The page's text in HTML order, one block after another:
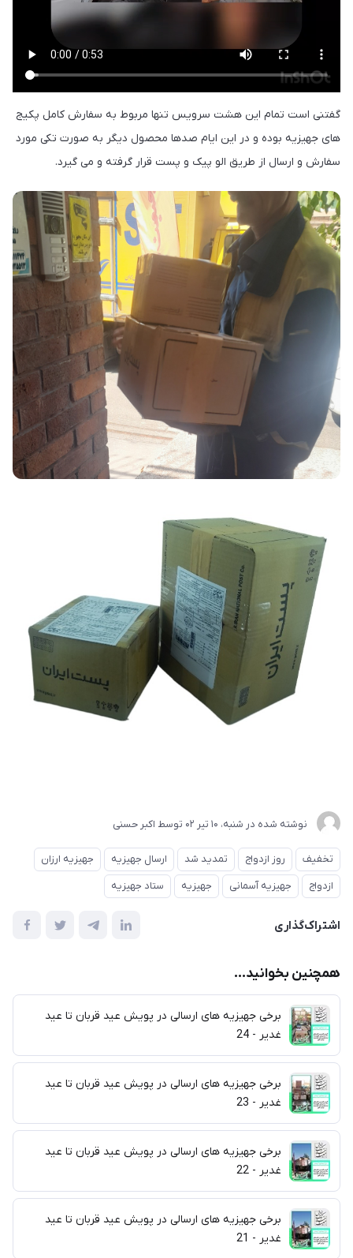
گفتنی است تمام این هشت سرویس تنها مربوط به سفارش کامل پکیج
های جهیزیه بوده و در این ایام صدها محصول دیگر به صورت تکی مورد
سفارش و ارسال از طریق الو پیک و پست قرار گرفته و می گیرد.
نوشته شده در شنبه، 10 تير 02 توسط اکبر حسنی
تخفیف روز ازدواج تمدید شد ارسال جهیزیه
جهیزیه ارزان
ازدواج
جهیزیه آسمانی جهیزیه ستاد جهیزیه
اشتراک‌گذاری
همچنین بخوانید...
برخی جهیزیه های ارسالی در پویش عید قربان تا عید
غدیر - 24
برخی جهیزیه های ارسالی در پویش عید قربان تا عید
غدیر - 23
برخی جهیزیه های ارسالی در پویش عید قربان تا عید
غدیر - 22
برخی جهیزیه های ارسالی در پویش عید قربان تا عید
غدیر - 21